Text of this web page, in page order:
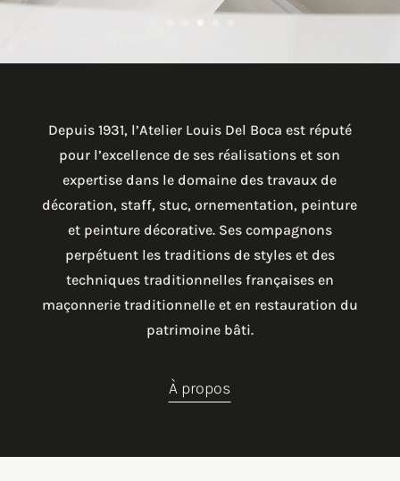
Depuis 1931, l’Atelier Louis Del Boca est réputé
pour l’excellence de ses réalisations et son
expertise dans le domaine des travaux de
décoration, staff, stuc, ornementation, peinture
et peinture décorative. Ses compagnons
perpétuent les traditions de styles et des
techniques traditionnelles françaises en
maçonnerie traditionnelle et en restauration du
patrimoine bâti.
À propos